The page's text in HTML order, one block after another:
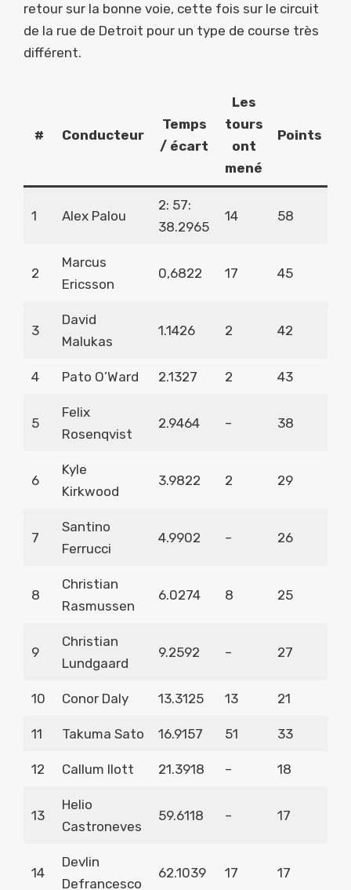
retour sur la bonne voie, cette fois sur le circuit
de la rue de Detroit pour un type de course très
différent.
# Conducteur
Temps
/ écart
Les
tours
ont
mené
Points
1 Alex Palou
2: 57:
38.2965
14 58
2
Marcus
Ericsson
0,6822 17 45
3
David
Malukas
1.1426 2 42
4 Pato O’Ward 2.1327 2 43
5
Felix
Rosenqvist
2.9464 – 38
6
Kyle
Kirkwood
3.9822 2 29
7
Santino
Ferrucci
4.9902 – 26
8
Christian
Rasmussen
6.0274 8 25
9
Christian
Lundgaard
9.2592 – 27
10 Conor Daly 13.3125 13 21
11 Takuma Sato 16.9157 51 33
12 Callum Ilott 21.3918 – 18
13
Helio
Castroneves
59.6118 – 17
14
Devlin
Defrancesco
62.1039 17 17